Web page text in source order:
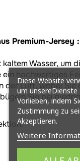
Premium-Jersey :
Wasser, um
hochwertiges
Luft, wobei
Sie bei
Diese Website
um unsereDienste
Vorlieben, indem
Zustimmung zu
Akzeptieren.
Weitere